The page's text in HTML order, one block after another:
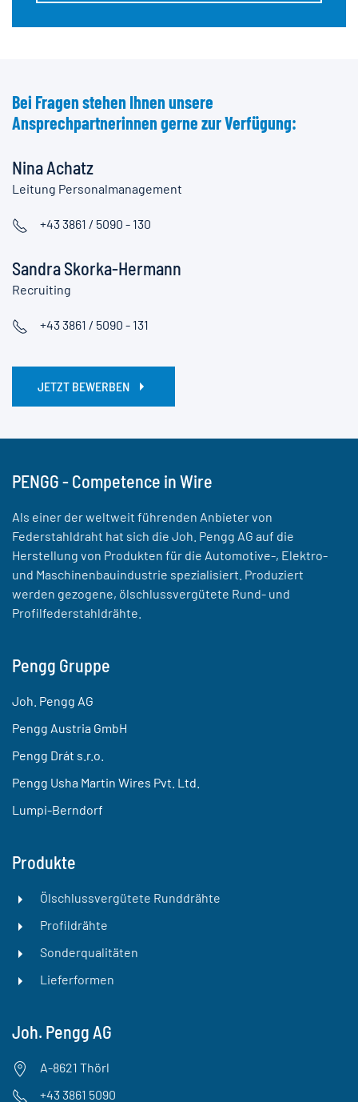
Bei Fragen stehen Ihnen unsere
Ansprechpartnerinnen gerne zur Verfügung:
Nina Achatz
Leitung Personalmanagement
+43 3861 / 5090 - 130
Sandra Skorka-Hermann
Recruiting
+43 3861 / 5090 - 131
JETZT BEWERBEN
PENGG - Competence in Wire
Als einer der weltweit führenden Anbieter von
Federstahldraht hat sich die Joh. Pengg AG auf die
Herstellung von Produkten für die Automotive-, Elektro-
und Maschinenbauindustrie spezialisiert. Produziert
werden gezogene, ölschlussvergütete Rund- und
Profilfederstahldrähte.
Pengg Gruppe
Joh. Pengg AG
Pengg Austria GmbH
Pengg Drát s.r.o.
Pengg Usha Martin Wires Pvt. Ltd.
Lumpi-Berndorf
Produkte
Ölschlussvergütete Runddrähte
Profildrähte
Sonderqualitäten
Lieferformen
Joh. Pengg AG
A-8621 Thörl
+43 3861 5090